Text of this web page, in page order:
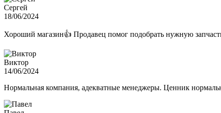
Сергей
18/06/2024
Хороший магазин👍 Продавец помог подобрать нужную
Виктор
14/06/2024
Нормальная компания, адекватные менеджеры. Ценник